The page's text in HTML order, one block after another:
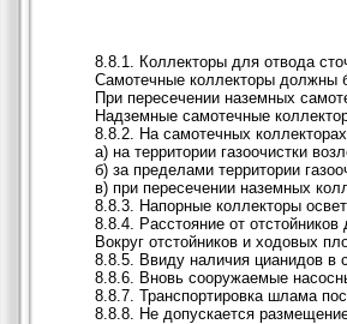
8.8.1. Коллекторы для отвода
Самотечные коллекторы должны
При пересечении наземных
Надземные самотечные
8.8.2. На самотечных
а) на территории газоочистки
б) за пределами территории
в) при пересечении наземных
8.8.3. Напорные коллекторы
8.8.4. Расстояние от
Вокруг отстойников и ходовых
8.8.5. Ввиду наличия цианидов в
8.8.6. Вновь сооружаемые
8.8.7. Транспортировка шлама
8.8.8. Не допускается